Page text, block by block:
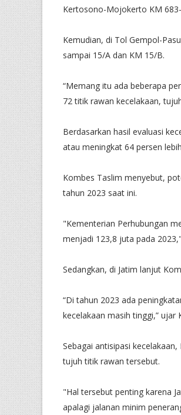
Kertosono-Mojokerto KM
Kemudian, di Tol Gempol-
sampai 15/A dan KM 15/B.
“Memang itu ada beberapa
72 titik rawan kecelakaan,
Berdasarkan hasil evaluasi
atau meningkat 64 persen
Kombes Taslim menyebut,
tahun 2023 saat ini.
"Kementerian Perhubungan
menjadi 123,8 juta pada
Sedangkan, di Jatim lanjut
“Di tahun 2023 ada
kecelakaan masih tinggi,” ujar
Sebagai antisipasi
tujuh titik rawan tersebut.
"Hal tersebut penting karena
apalagi jalanan minim